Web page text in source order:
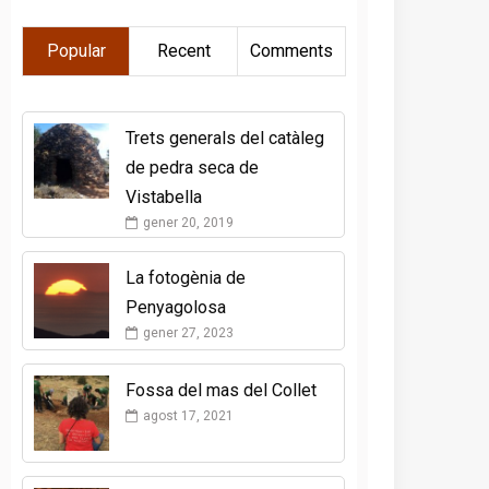
Popular Recent Comments
Trets generals del catàleg
de pedra seca de
Vistabella
gener 20, 2019
La fotogènia de
Penyagolosa
gener 27, 2023
Fossa del mas del Collet
agost 17, 2021